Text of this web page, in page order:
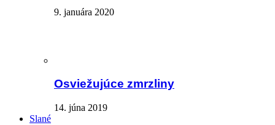
9. januára 2020
Osviežujúce zmrzliny
14. júna 2019
Slané